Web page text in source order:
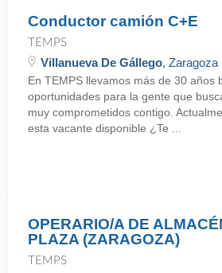
Conductor camión C+E
TEMPS
Villanueva De Gállego, Zaragoza
En TEMPS llevamos más de 30 años
oportunidades para la gente que
muy comprometidos contigo.
esta vacante disponible ¿Te ...
OPERARIO/A DE
PLAZA (ZARAGOZA)
TEMPS